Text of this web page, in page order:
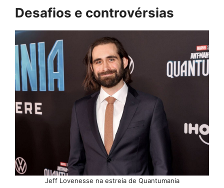
Desafios e controvérsias
Jeff Lovenesse na estreia de Quantumania